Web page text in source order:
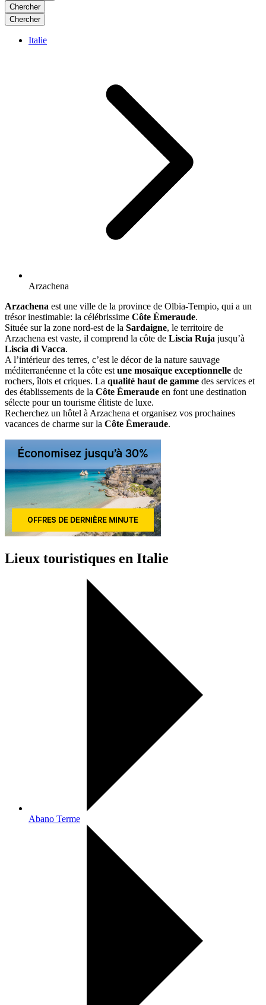
Chercher
Chercher
Italie
Arzachena
Arzachena est une ville de la province de Olbia-Tempio, qui a un
trésor inestimable: la célébrissime Côte Émeraude.
Située sur la zone nord-est de la Sardaigne, le territoire de
Arzachena est vaste, il comprend la côte de Liscia Ruja jusqu’à
Liscia di Vacca.
A l’intérieur des terres, c’est le décor de la nature sauvage
méditerranéenne et la côte est une mosaïque exceptionnelle de
rochers, îlots et criques. La qualité haut de gamme des services et
des établissements de la Côte Émeraude en font une destination
sélecte pour un tourisme élitiste de luxe.
Recherchez un hôtel à Arzachena et organisez vos prochaines
vacances de charme sur la Côte Émeraude.
Lieux touristiques en Italie
Abano Terme